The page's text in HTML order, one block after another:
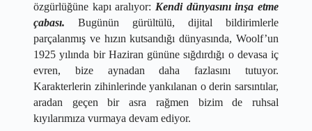
özgürlüğüne kapı aralıyor: Kendi dünyasını inşa etme
çabası. Bugünün gürültülü, dijital bildirimlerle
parçalanmış ve hızın kutsandığı dünyasında, Woolf’un
1925 yılında bir Haziran gününe sığdırdığı o devasa iç
evren, bize aynadan daha fazlasını tutuyor.
Karakterlerin zihinlerinde yankılanan o derin sarsıntılar,
aradan geçen bir asra rağmen bizim de ruhsal
kıyılarımıza vurmaya devam ediyor.